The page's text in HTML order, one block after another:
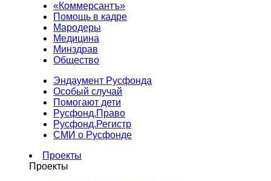
«Коммерсантъ»
Помощь в кадре
Мародеры
Медицина
Минздрав
Общество
Эндаумент Русфонда
Особый случай
Помогают дети
Русфонд.Право
Русфонд.Регистр
СМИ о Русфонде
Проекты
Проекты